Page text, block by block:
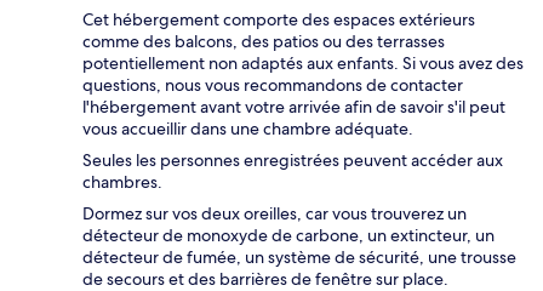
Cet hébergement comporte des espaces extérieurs
comme des balcons, des patios ou des terrasses
potentiellement non adaptés aux enfants. Si vous avez des
questions, nous vous recommandons de contacter
l'hébergement avant votre arrivée afin de savoir s'il peut
vous accueillir dans une chambre adéquate.
Seules les personnes enregistrées peuvent accéder aux
chambres.
Dormez sur vos deux oreilles, car vous trouverez un
détecteur de monoxyde de carbone, un extincteur, un
détecteur de fumée, un système de sécurité, une trousse
de secours et des barrières de fenêtre sur place.